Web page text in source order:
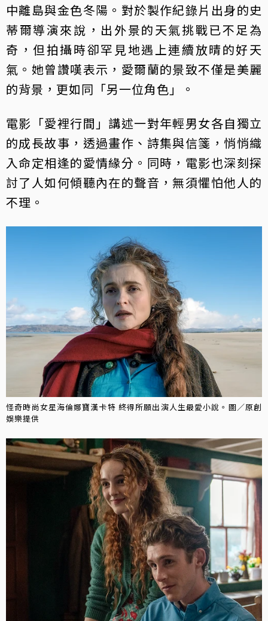
中離島與金色冬陽。對於製作紀錄片出身的史
蒂爾導演來說，出外景的天氣挑戰已不足為
奇，但拍攝時卻罕見地遇上連續放晴的好天
氣。她曾讚嘆表示，愛爾蘭的景致不僅是美麗
的背景，更如同「另一位角色」。
電影「愛裡行間」講述一對年輕男女各自獨立
的成長故事，透過畫作、詩集與信箋，悄悄織
入命定相逢的愛情緣分。同時，電影也深刻探
討了人如何傾聽內在的聲音，無須懼怕他人的
不理。
怪奇時尚女星海倫娜寶漢卡特 終得所願出演人生最愛小說。圖／原創
娛樂提供